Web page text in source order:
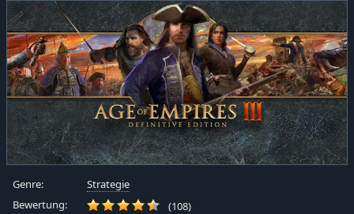
Genre:
Strategie
Bewertung:
(108)